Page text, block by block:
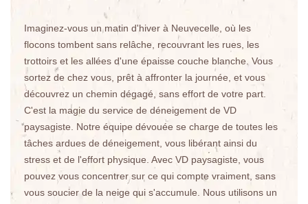
Imaginez-vous un matin d'hiver à Neuvecelle, où les
flocons tombent sans relâche, recouvrant les rues, les
trottoirs et les allées d'une épaisse couche blanche. Vous
sortez de chez vous, prêt à affronter la journée, et vous
découvrez un chemin dégagé, sans effort de votre part.
C'est la magie du service de déneigement de VD
paysagiste. Notre équipe dévouée se charge de toutes les
tâches ardues de déneigement, vous libérant ainsi du
stress et de l'effort physique. Avec VD paysagiste, vous
pouvez vous concentrer sur ce qui compte vraiment, sans
vous soucier de la neige qui s'accumule. Nous utilisons un